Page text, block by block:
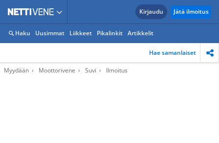
Kirjaudu Jätä ilmoitus
Haku Uusimmat Liikkeet Pikalinkit Artikkelit
Hae samanlaiset
Myydään Moottorivene Suvi Ilmoitus